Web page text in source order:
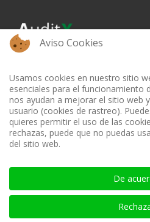
BIBLIOTECA AUDITOOL -
Aviso Cookies
Usamos cookies en nuestro sitio
esenciales para el funcionamiento
nos ayudan a mejorar el sitio web
usuario (cookies de rastreo).
quieres permitir el uso de las
rechazas, puede que no puedas
del sitio web.
De